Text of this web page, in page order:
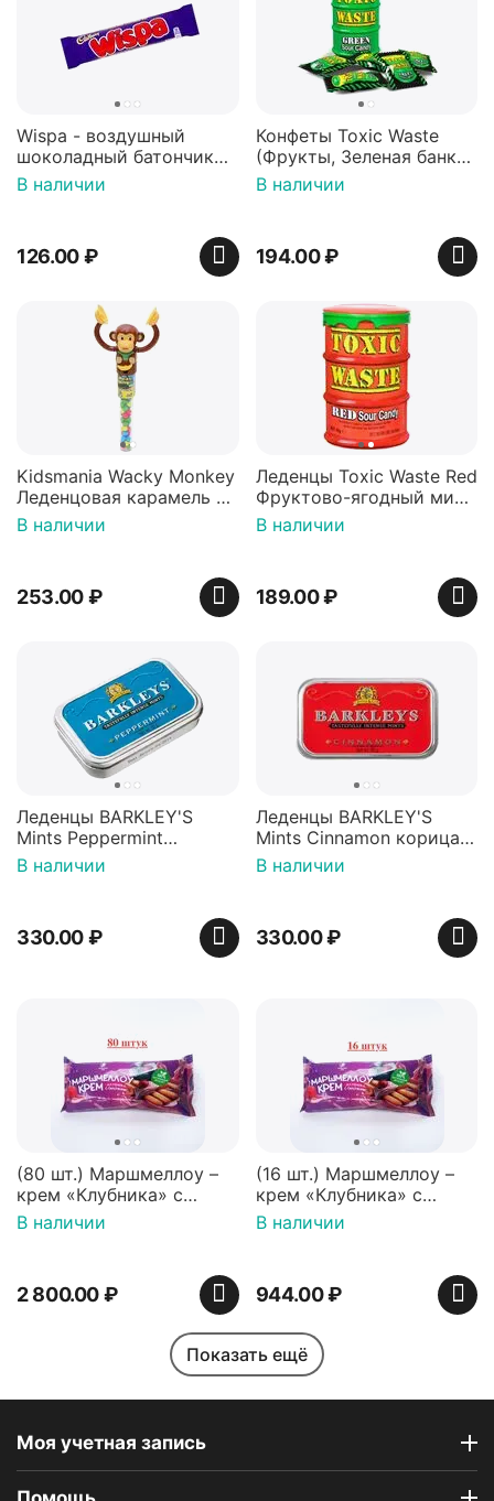
Wispa - воздушный
шоколадный батончик
36 гр
В наличии
126.00₽
Конфеты Toxic Waste
(Фрукты, Зеленая банка,
42 гр).
В наличии
194.00₽
Kidsmania Wacky Monkey
Леденцовая карамель с
игрушкой Ваки Манки
12г, Китай
В наличии
253.00₽
Леденцы Toxic Waste Red
Фруктово-ягодный микс
Красная банка 42 г,
Пакистан
В наличии
189.00₽
Леденцы BARKLEY'S
Mints Peppermint
перечная мята 50г,
Нидерланды
В наличии
330.00₽
Леденцы BARKLEY'S
Mints Cinnamon корица
50г, Нидерланды
В наличии
330.00₽
(80 шт.) Маршмеллоу –
крем «Клубника» с
палочками (ТМ
«Зефирный Лео»)
В наличии
2 800.00₽
(16 шт.) Маршмеллоу –
крем «Клубника» с
палочками (ТМ
«Зефирный Лео»)
В наличии
944.00₽
Показать ещё
Моя учетная запись